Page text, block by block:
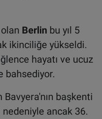
Berlin bu yıl 5
ikinciliğe yükseldi.
hayatı ve ucuz
bahsediyor.
başkenti
nedeniyle ancak 36.